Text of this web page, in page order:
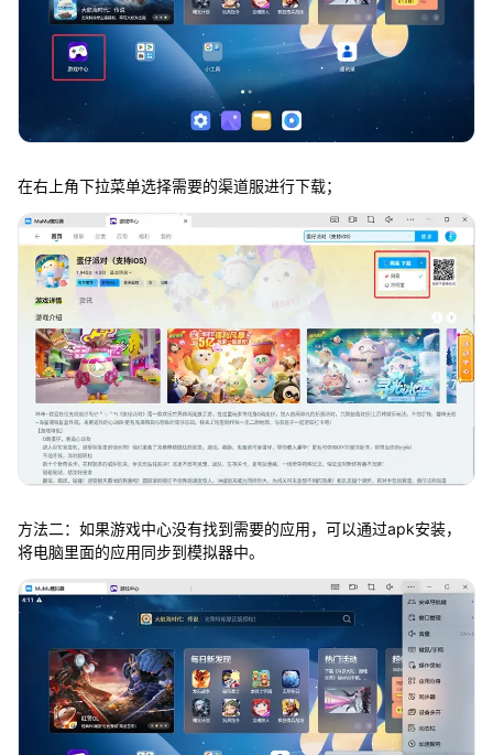
在右上角下拉菜单选择需要的渠道服进行下载；
方法二：如果游戏中心没有找到需要的应用，可以通过apk安装，
将电脑里面的应用同步到模拟器中。